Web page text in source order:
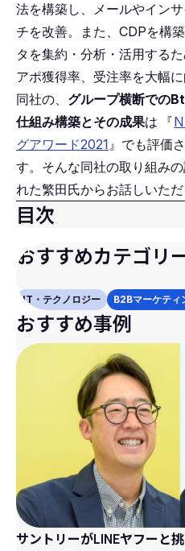
法を構築し、メールやイン
チを改善。また、CDPを構
タを集約・分析・活用する
アポ獲得率、受注率を大幅に
同社の、 グループ横断での
仕組み構築とその成果は 『
グアワード2021』でも評価
す。そんな同社の取り組み
れた繁田氏からお話しいただ
目次
おすすめカテゴリ
IT・テクノロジー B2Bマーケティ
おすすめ事例
サントリーがLINEヤフーと